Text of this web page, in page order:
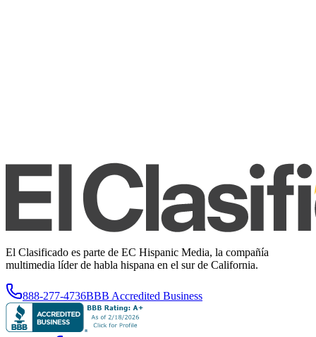
El Clasificado es parte de EC Hispanic Media, la compañía
multimedia líder de habla hispana en el sur de California.
888-277-4736BBB Accredited Business